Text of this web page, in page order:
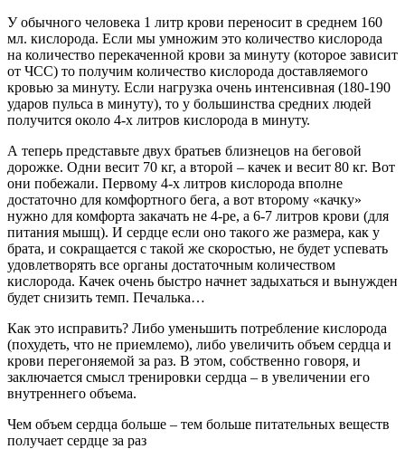
У обычного человека 1 литр крови переносит в среднем 160
мл. кислорода. Если мы умножим это количество кислорода
на количество перекаченной крови за минуту (которое зависит
от ЧСС) то получим количество кислорода доставляемого
кровью за минуту. Если нагрузка очень интенсивная (180-190
ударов пульса в минуту), то у большинства средних людей
получится около 4-х литров кислорода в минуту.
А теперь представьте двух братьев близнецов на беговой
дорожке. Одни весит 70 кг, а второй – качек и весит 80 кг. Вот
они побежали. Первому 4-х литров кислорода вполне
достаточно для комфортного бега, а вот второму «качку»
нужно для комфорта закачать не 4-ре, а 6-7 литров крови (для
питания мышц). И сердце если оно такого же размера, как у
брата, и сокращается с такой же скоростью, не будет успевать
удовлетворять все органы достаточным количеством
кислорода. Качек очень быстро начнет задыхаться и вынужден
будет снизить темп. Печалька…
Как это исправить? Либо уменьшить потребление кислорода
(похудеть, что не приемлемо), либо увеличить объем сердца и
крови перегоняемой за раз. В этом, собственно говоря, и
заключается смысл тренировки сердца – в увеличении его
внутреннего объема.
Чем объем сердца больше – тем больше питательных веществ
получает сердце за раз